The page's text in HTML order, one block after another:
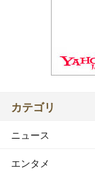
カテゴリ
ニュース
エンタメ